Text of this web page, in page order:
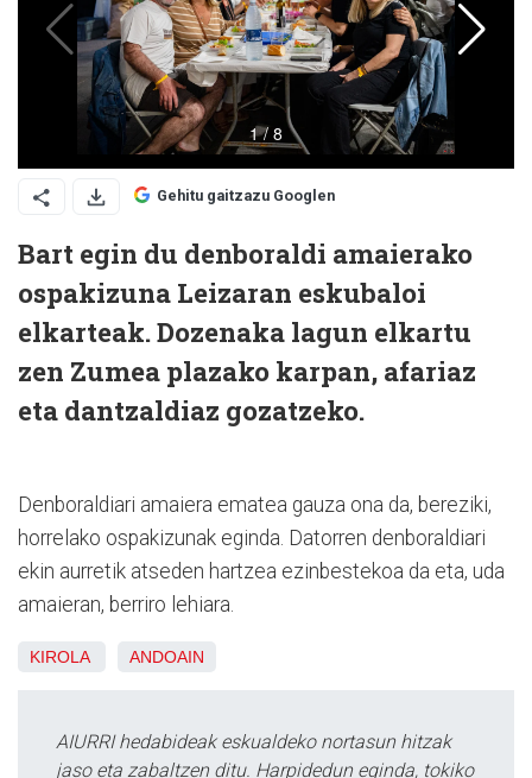
Gehitu gaitzazu Googlen
Bart egin du denboraldi amaierako
ospakizuna Leizaran eskubaloi
elkarteak. Dozenaka lagun elkartu
zen Zumea plazako karpan, afariaz
eta dantzaldiaz gozatzeko.
Denboraldiari amaiera ematea gauza ona da, bereziki,
horrelako ospakizunak eginda. Datorren denboraldiari
ekin aurretik atseden hartzea ezinbestekoa da eta, uda
amaieran, berriro lehiara.
KIROLA ANDOAIN
AIURRI hedabideak eskualdeko nortasun hitzak
jaso eta zabaltzen ditu. Harpidedun eginda, tokiko